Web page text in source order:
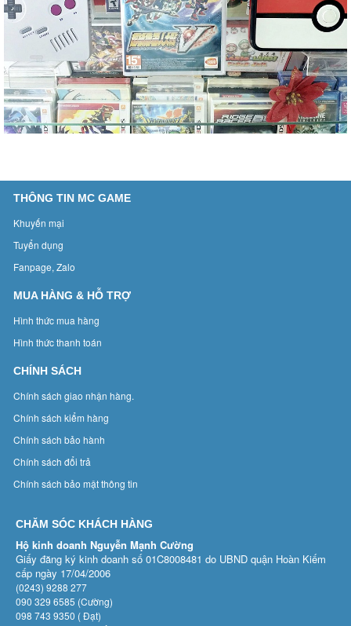
THÔNG TIN MC GAME
Khuyến mại
Tuyển dụng
Fanpage, Zalo
MUA HÀNG & HỖ TRỢ
Hình thức mua hàng
Hình thức thanh toán
CHÍNH SÁCH
Chính sách giao nhận hàng.
Chính sách kiểm hàng
Chính sách bảo hành
Chính sách đổi trả
Chính sách bảo mật thông tin
CHĂM SÓC KHÁCH HÀNG
Hộ kinh doanh Nguyễn Mạnh Cường
Giấy đăng ký kinh doanh số 01C8008481 do UBND quận Hoàn Kiếm
cấp ngày 17/04/2006
(0243) 9288 277
090 329 6585 (Cường)
098 743 9350 ( Đạt)